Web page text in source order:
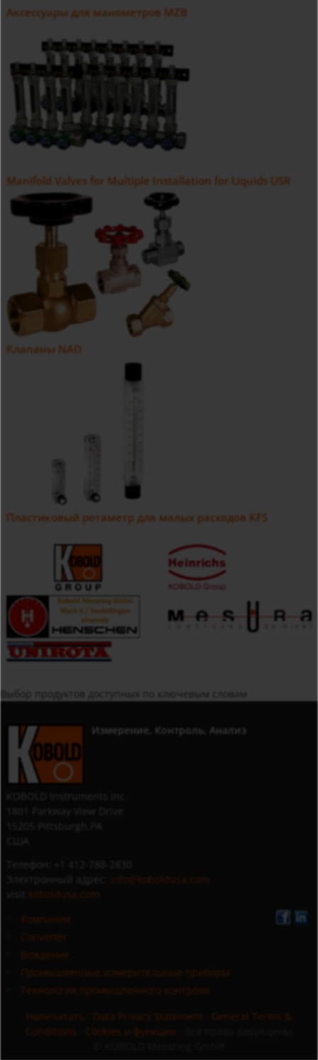
Аксессуары для манометров MZB
Manifold Valves for Multiple Installation for Liquids USR
Клапаны NAD
Пластиковый ротаметр для малых расходов KFS
Выбор продуктов доступных по ключевым словам
Измерение, Контроль, Анализ
info@koboldusa.com
koboldusa.com
Компания
Converter
Вождение
Промышленные измерительные приборы
Технология промышленного контроля
Напечатать
Data Privacy Statement
General Terms &
Conditions
Cookies и функции